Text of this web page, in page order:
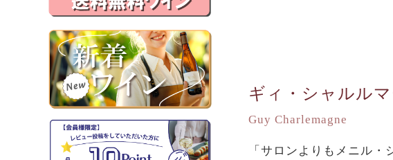
ギィ・シャルルマ
Guy Charlemagne
「サロンよりもメニル